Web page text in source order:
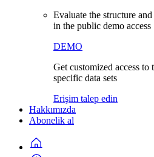
Evaluate the structure
in the public demo access
DEMO
Get customized access to
specific data sets
Erişim talep edin
Hakkımızda
Abonelik al